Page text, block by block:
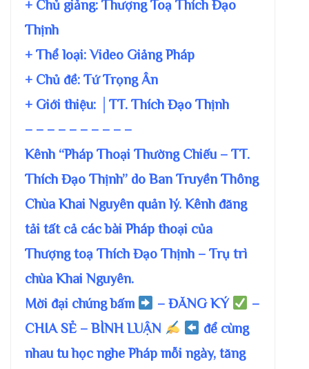
+ Chủ giảng: Thượng Toạ Thích Đạo
Thịnh
+ Thể loại: Video Giảng Pháp
+ Chủ đề: Tứ Trọng Ân
+ Giới thiệu: │TT. Thích Đạo Thịnh
– – – – – – – – – –
Kênh “Pháp Thoại Thường Chiếu – TT.
Thích Đạo Thịnh” do Ban Truyền Thông
Chùa Khai Nguyên quản lý. Kênh đăng
tải tất cả các bài Pháp thoại của
Thượng toạ Thích Đạo Thịnh – Trụ trì
chùa Khai Nguyên.
Mời đại chúng bấm
– ĐĂNG KÝ
–
CHIA SẺ – BÌNH LUẬN
để cùng
nhau tu học nghe Pháp mỗi ngày, tăng